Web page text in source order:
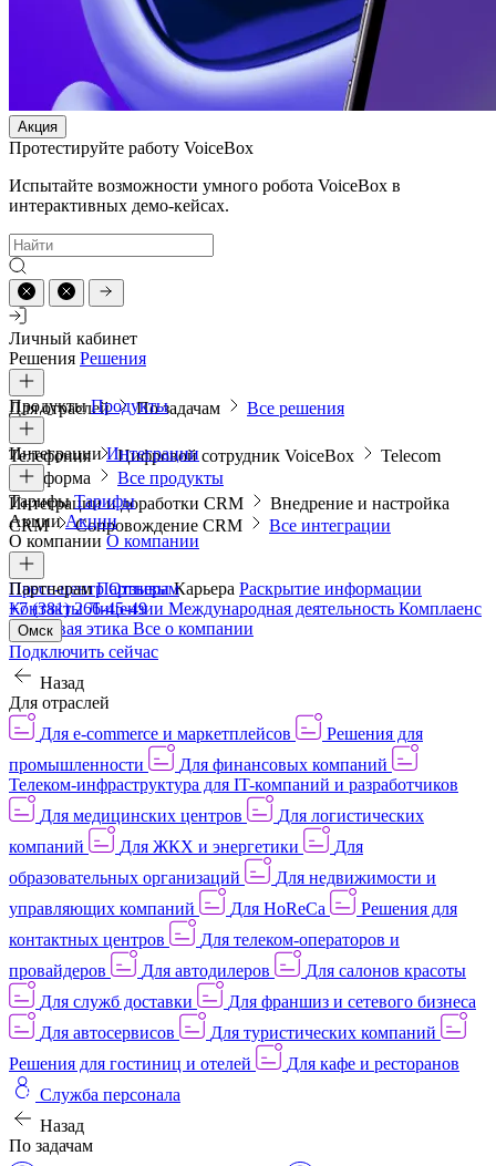
Акция
Протестируйте работу VoiceBox
Испытайте возможности умного робота VoiceBox в
интерактивных демо-кейсах.
Личный кабинет
Решения Решения
Для отраслей По задачам Все решения
ПродуктыПродукты
Телефония Цифровой сотрудник VoiceBox
Telecom
платформа
Все продукты
ИнтеграцииИнтеграции
Интеграции и доработки CRM
Внедрение и настройка
CRM
Сопровождение CRM Все интеграции
ТарифыТарифы
АкцииАкции
О компании О компании
Пресс-центрОтзывыКарьера Раскрытие информации
КонтактыЛицензии Международная деятельность Комплаенс
и деловая этика Все о компании
ПартнерамПартнерам
+7 (381) 266-45-49
Омск
Подключить сейчас
Назад
Для отраслей
Для e-commerce и маркетплейсов
Решения для
промышленности
Для финансовых компаний
Телеком-инфраструктура для IT-компаний и разработчиков
Для медицинских центров
Для логистических
компаний
Для ЖКХ и энергетики
Для
образовательных организаций
Для недвижимости и
управляющих компаний
Для HoReCa
Решения для
контактных центров
Для телеком-операторов и
провайдеров
Для автодилеров
Для салонов красоты
Для служб доставки
Для франшиз и сетевого бизнеса
Для автосервисов
Для туристических компаний
Решения для гостиниц и отелей
Для кафе и ресторанов
Служба персонала
Назад
По задачам